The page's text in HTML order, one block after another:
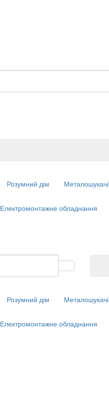
Розумний дім Металошукачі
Електромонтажне обладнання
Розумний дім Металошукачі
Електромонтажне обладнання